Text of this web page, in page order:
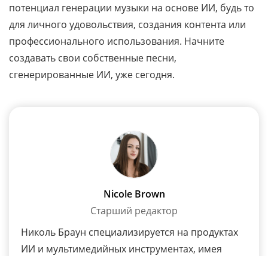
потенциал генерации музыки на основе ИИ, будь то
для личного удовольствия, создания контента или
профессионального использования. Начните
создавать свои собственные песни,
сгенерированные ИИ, уже сегодня.
Nicole Brown
Старший редактор
Николь Браун специализируется на продуктах
ИИ и мультимедийных инструментах, имея